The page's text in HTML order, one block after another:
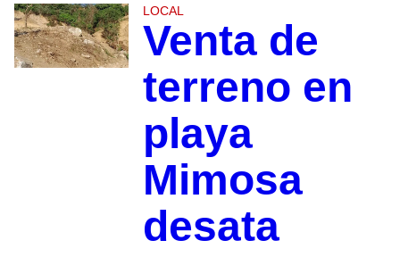
LOCAL
Venta de
terreno en
playa
Mimosa
desata